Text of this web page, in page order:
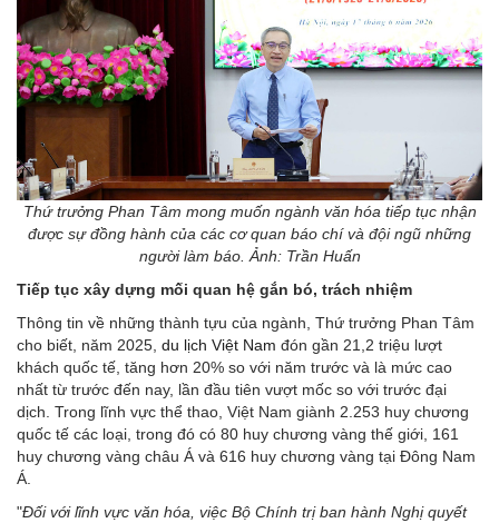
Thứ trưởng Phan Tâm mong muốn ngành văn hóa tiếp tục nhận
được sự đồng hành của các cơ quan báo chí và đội ngũ những
người làm báo. Ảnh: Trần Huấn
Tiếp tục xây dựng mối quan hệ gắn bó, trách nhiệm
Thông tin về những thành tựu của ngành, Thứ trưởng Phan Tâm
cho biết, năm 2025, du lịch Việt Nam đón gần 21,2 triệu lượt
khách quốc tế, tăng hơn 20% so với năm trước và là mức cao
nhất từ trước đến nay, lần đầu tiên vượt mốc so với trước đại
dịch. Trong lĩnh vực thể thao, Việt Nam giành 2.253 huy chương
quốc tế các loại, trong đó có 80 huy chương vàng thế giới, 161
huy chương vàng châu Á và 616 huy chương vàng tại Đông Nam
Á.
"Đối với lĩnh vực văn hóa, việc Bộ Chính trị ban hành Nghị quyết